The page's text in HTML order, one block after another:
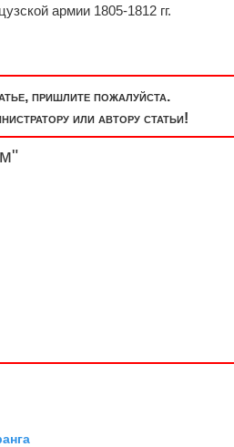
армии 1805-1812 гг.
пришлите пожалуйста.
или автору статьи!